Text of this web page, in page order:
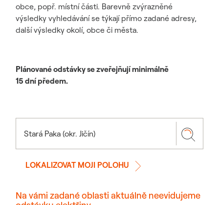
obce, popř. místní části. Barevně zvýrazněné
výsledky vyhledávání se týkají přímo zadané adresy,
další výsledky okolí, obce či města.
Plánované odstávky se zveřejňují minimálně
15 dní předem.
LOKALIZOVAT MOJI POLOHU
Na vámi zadané oblasti aktuálně neevidujeme